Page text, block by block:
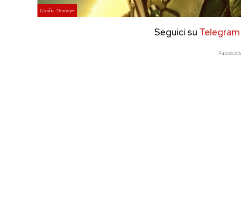
Credit: Disney+
Seguici su Telegram
Pubblicità